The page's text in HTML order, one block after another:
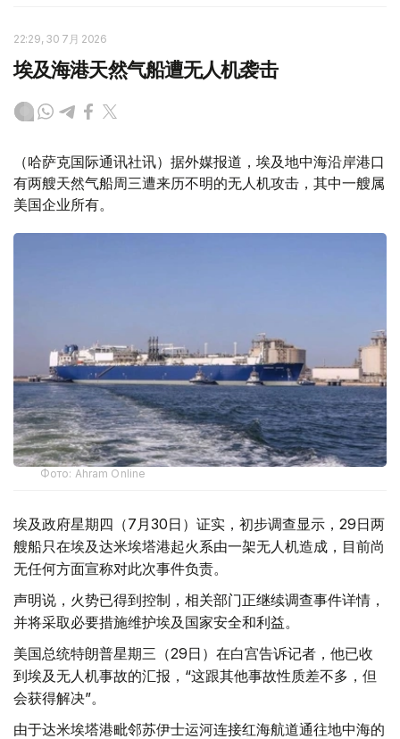
22:29, 30 7月 2026
埃及海港天然气船遭无人机袭击
（哈萨克国际通讯社讯）据外媒报道，埃及地中海沿岸港口
有两艘天然气船周三遭来历不明的无人机攻击，其中一艘属
美国企业所有。
Фото: Ahram Online
埃及政府星期四（7月30日）证实，初步调查显示，29日两
艘船只在埃及达米埃塔港起火系由一架无人机造成，目前尚
无任何方面宣称对此次事件负责。
声明说，火势已得到控制，相关部门正继续调查事件详情，
并将采取必要措施维护埃及国家安全和利益。
美国总统特朗普星期三（29日）在白宫告诉记者，他已收
到埃及无人机事故的汇报，“这跟其他事故性质差不多，但
会获得解决”。
由于达米埃塔港毗邻苏伊士运河连接红海航道通往地中海的